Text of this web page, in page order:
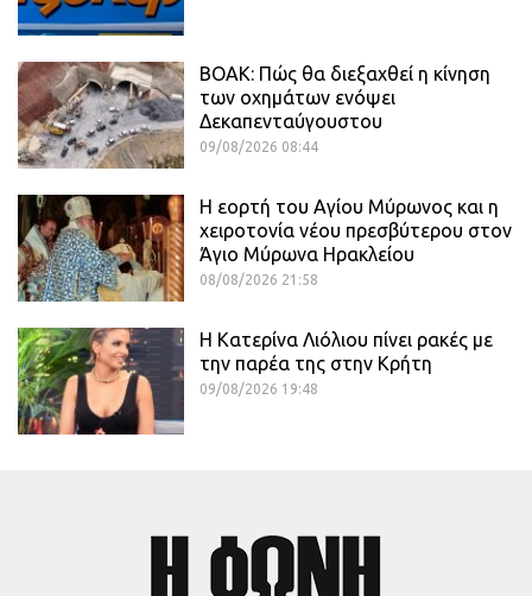
ΒΟΑΚ: Πώς θα διεξαχθεί η κίνηση
των οχημάτων ενόψει
Δεκαπενταύγουστου
09/08/2026 08:44
Η εορτή του Αγίου Μύρωνος και η
χειροτονία νέου πρεσβύτερου στον
Άγιο Μύρωνα Ηρακλείου
08/08/2026 21:58
Η Κατερίνα Λιόλιου πίνει ρακές με
την παρέα της στην Κρήτη
09/08/2026 19:48